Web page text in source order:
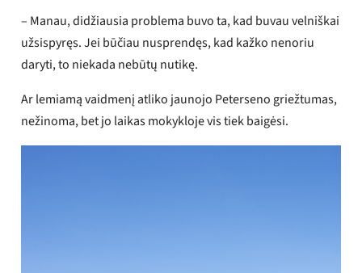
– Manau, didžiausia problema buvo ta, kad buvau velniškai
užsispyręs. Jei būčiau nusprendęs, kad kažko nenoriu
daryti, to niekada nebūtų nutikę.
Ar lemiamą vaidmenį atliko jaunojo Peterseno griežtumas,
nežinoma, bet jo laikas mokykloje vis tiek baigėsi.